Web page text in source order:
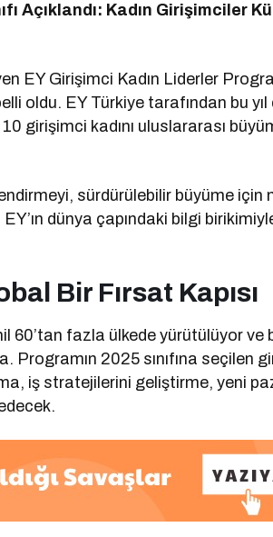
Açıklandı: Kadın Girişimciler
EY Girişimci Kadın Liderler
oldu. EY Türkiye tarafından bu
girişimci kadını uluslararası
sürdürülebilir büyüme için
dünya çapındaki bilgi
Bir Fırsat Kapısı
60’tan fazla ülkede yürütülüyor ve
2025 sınıfına seçilen
iş stratejilerini geliştirme, yeni